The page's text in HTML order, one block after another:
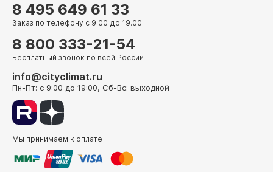
8 495 649 61 33
Заказ по телефону с 9.00 до 19.00
8 800 333-21-54
Бесплатный звонок по всей России
info@cityclimat.ru
Пн-Пт: с 9:00 до 19:00, Сб-Вс: выходной
Мы принимаем к оплате